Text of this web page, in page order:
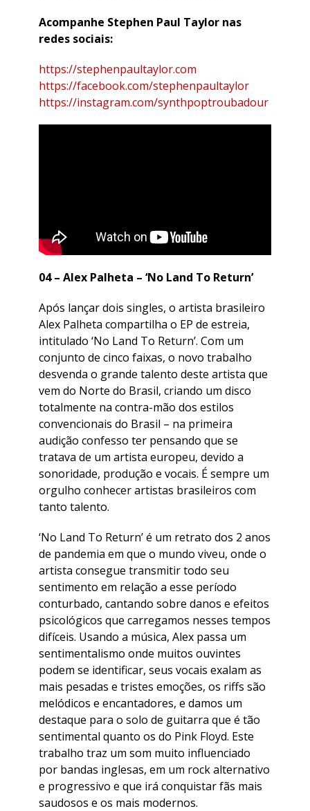
Acompanhe Stephen Paul Taylor nas
redes sociais:
https://stephenpaultaylor.com
https://facebook.com/stephenpaultaylor
https://instagram.com/synthpoptroubadour
04 – Alex Palheta – ‘No Land To Return’
Após lançar dois singles, o artista brasileiro
Alex Palheta compartilha o EP de estreia,
intitulado ‘No Land To Return’. Com um
conjunto de cinco faixas, o novo trabalho
desvenda o grande talento deste artista que
vem do Norte do Brasil, criando um disco
totalmente na contra-mão dos estilos
convencionais do Brasil – na primeira
audição confesso ter pensando que se
tratava de um artista europeu, devido a
sonoridade, produção e vocais. É sempre um
orgulho conhecer artistas brasileiros com
tanto talento.
‘No Land To Return’ é um retrato dos 2 anos
de pandemia em que o mundo viveu, onde o
artista consegue transmitir todo seu
sentimento em relação a esse período
conturbado, cantando sobre danos e efeitos
psicológicos que carregamos nesses tempos
difíceis. Usando a música, Alex passa um
sentimentalismo onde muitos ouvintes
podem se identificar, seus vocais exalam as
mais pesadas e tristes emoções, os riffs são
melódicos e encantadores, e damos um
destaque para o solo de guitarra que é tão
sentimental quanto os do Pink Floyd. Este
trabalho traz um som muito influenciado
por bandas inglesas, em um rock alternativo
e progressivo e que irá conquistar fãs mais
saudosos e os mais modernos.